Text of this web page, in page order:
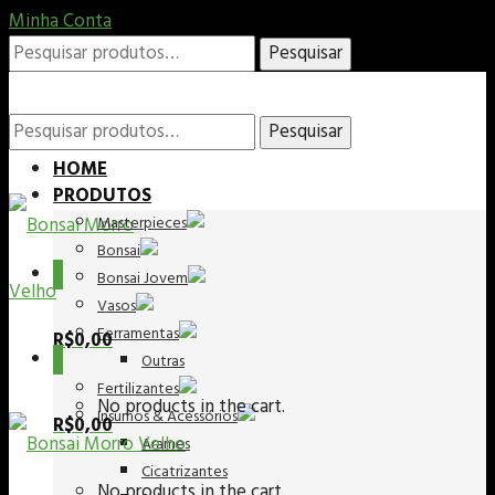
Minha Conta
Pesquisar
por:
Pesquisar
Pesquisar
Pesquisar
HOME
PRODUTOS
Masterpieces
Bonsai
Bonsai Jovem
Vasos
Ferramentas
Outras
Fertilizantes
Insumos & Acessórios
Arames
Cicatrizantes
R$0,00
No products in the cart.
R$0,00